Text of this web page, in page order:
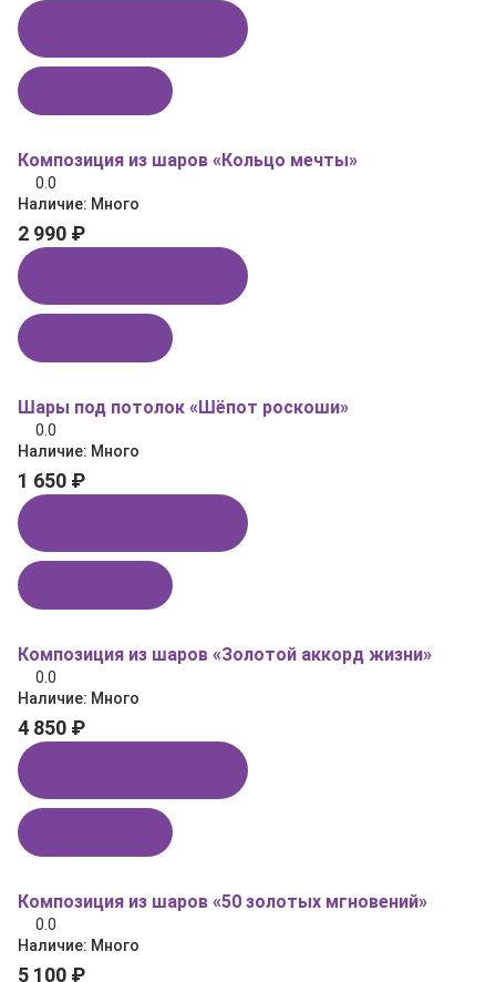
Композиция из шаров «Кольцо мечты»
0.0
Наличие: Много
2 990 ₽
Шары под потолок «Шёпот роскоши»
0.0
Наличие: Много
1 650 ₽
Композиция из шаров «Золотой аккорд жизни»
0.0
Наличие: Много
4 850 ₽
Композиция из шаров «50 золотых мгновений»
0.0
Наличие: Много
5 100 ₽